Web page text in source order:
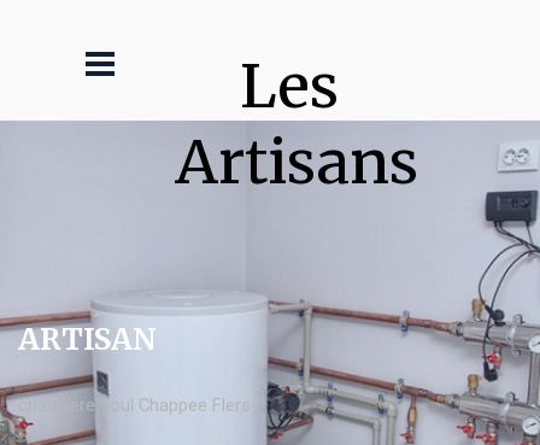
Les
Artisans
ARTISAN
chaudière fioul Chappee Flers